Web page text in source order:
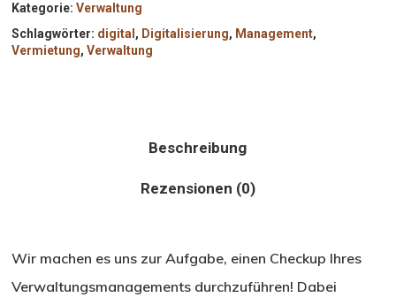
Kategorie:Verwaltung
Schlagwörter: digital , Digitalisierung, Management,
Vermietung,Verwaltung
Beschreibung
Rezensionen (0)
Wir machen es uns zur Aufgabe, einen Checkup Ihres
Verwaltungsmanagements durchzuführen! Dabei